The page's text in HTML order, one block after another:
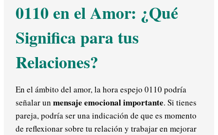
0110 en el Amor: ¿Qué
Significa para tus
Relaciones?
En el ámbito del amor, la hora espejo 0110 podría
señalar un mensaje emocional importante. Si tienes
pareja, podría ser una indicación de que es momento
de reflexionar sobre tu relación y trabajar en mejorar